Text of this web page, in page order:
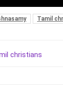
Tamil
christians